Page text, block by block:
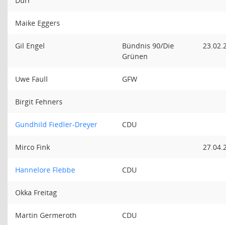
Maike Eggers
Gil Engel
Bündnis 90/Die
Grünen
Uwe Faull GFW
Birgit Fehners
Gundhild Fiedler-Dreyer CDU
Mirco Fink
Hannelore Flebbe CDU
Okka Freitag
Martin Germeroth CDU